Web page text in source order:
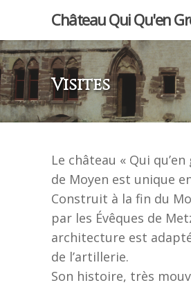
Château Qui Qu'en
Visites
Le château « Qui
de Moyen est unique
Construit à la fin du
par les Évêques de
architecture est
de l’artillerie.
Son histoire, très